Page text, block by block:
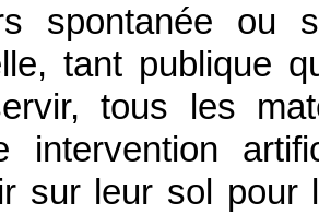
spontanée ou
tant publique
tous les
intervention
sur leur sol pour